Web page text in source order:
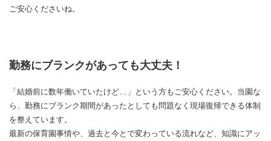
ご安心くださいね。
勤務にブランクがあっても大丈夫！
「結婚前に数年働いていたけど…」という方もご安心ください。当園な
ら、勤務にブランク期間があったとしても問題なく現場復帰できる体制
を整えています。
最新の保育園事情や、過去と今とで変わっている流れなど、知識にアッ